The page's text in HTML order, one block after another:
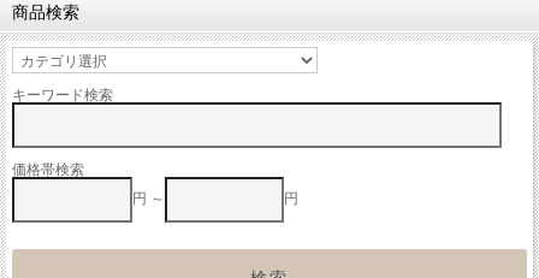
商品検索
キーワード検索
価格帯検索
円 ～
円